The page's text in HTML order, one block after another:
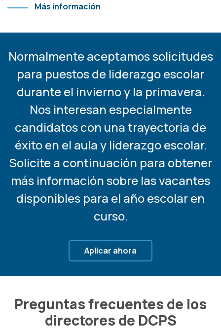
Más información
Normalmente aceptamos solicitudes
para puestos de liderazgo escolar
durante el invierno y la primavera.
Nos interesan especialmente
candidatos con una trayectoria de
éxito en el aula y liderazgo escolar.
Solicite a continuación para obtener
más información sobre las vacantes
disponibles para el año escolar en
curso.
Aplicar ahora
Preguntas frecuentes de los
directores de DCPS